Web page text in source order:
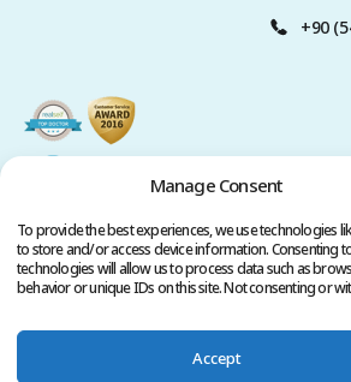
Manage Consent
To provide the best experiences, we use technologies
to store and/or access device information. Consenting
technologies will allow us to process data such as
behavior or unique IDs on this site. Not consenting or
Accept
+90
Politica de privacidad
Copyright @ 2026 www.clinicana.com.